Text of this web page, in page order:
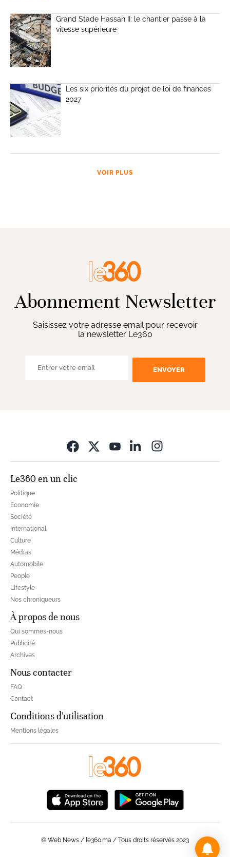
Grand Stade Hassan II: le chantier passe à la
vitesse supérieure
Les six priorités du projet de loi de finances
2027
VOIR PLUS
Abonnement Newsletter
Saisissez votre adresse email pour recevoir
la newsletter Le360
ENVOYER
Le360 en un clic
Politique
Economie
Société
International
Culture
Médias
Automobile
People
Lifestyle
Nos chroniqueurs
À propos de nous
Qui sommes-nous
Publicité
Archives
Nous contacter
FAQ
Contact
Conditions d'utilisation
Mentions légales
© Web News / le360.ma / Tous droits réservés 2023